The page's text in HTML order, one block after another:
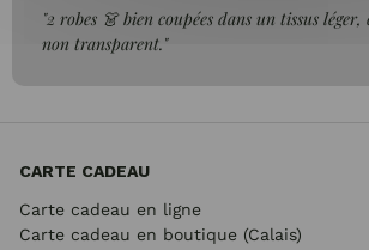
"2 robes 👗 bien coupées dans un tissus
non transparent."
CARTE CADEAU
Carte cadeau en ligne
Carte cadeau en boutique (Calais)